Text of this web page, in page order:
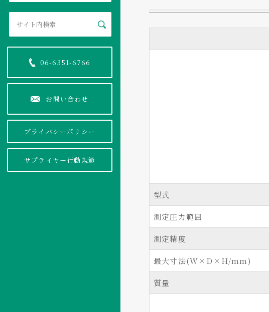
06-6351-6766
お問い合わせ
プライバシーポリシー
サプライヤー行動規範
型式
測定圧力範囲
測定精度
最大寸法(W×D×H/mm)
質量